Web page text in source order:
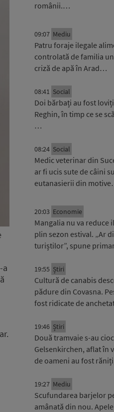
a
românii.…
09:07 Mediu
Patru foraje ilegale
controlată de familia
criză de apă în Arad…
08:41 Social
Doi bărbați au fost
Reghin, în timp ce se
…
08:24 Social
Medic veterinar din
ar fi ucis sute de câini
eutanasierii din
20:03 Economie
Mangalia nu va
plin sezon estival. „Ar
turiștilor”, spune
19:55 Știri
Cultură de canabis
pădure din Covasna.
fost ridicate de
19:46 Știri
Două tramvaie s-au
Gelsenkirchen, aflat în
de oameni au fost
19:27 Mediu
Scufundarea barjelor
amânată din nou.